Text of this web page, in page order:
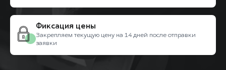
Фиксация цены
Закрепляем текущую цену на 14 дней после отправки
заявки